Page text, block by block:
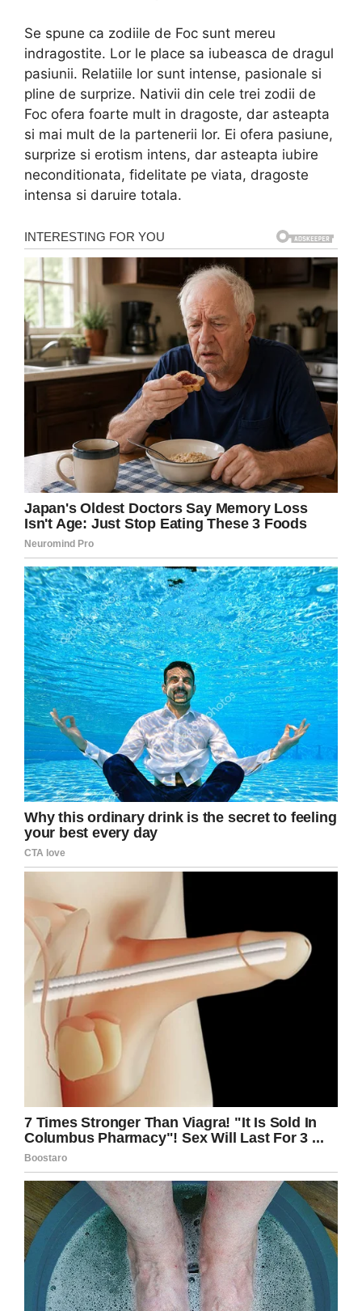
Se spune ca zodiile de Foc sunt mereu
indragostite. Lor le place sa iubeasca de dragul
pasiunii. Relatiile lor sunt intense, pasionale si
pline de surprize. Nativii din cele trei zodii de
Foc ofera foarte mult in dragoste, dar asteapta
si mai mult de la partenerii lor. Ei ofera pasiune,
surprize si erotism intens, dar asteapta iubire
neconditionata, fidelitate pe viata, dragoste
intensa si daruire totala.